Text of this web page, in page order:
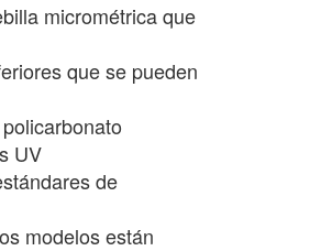
micrométrica que
que se pueden
UV
de
modelos están